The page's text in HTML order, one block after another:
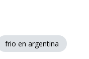
frio en argentina